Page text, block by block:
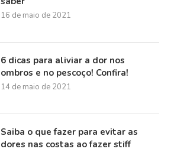
16 de maio de 2021
6 dicas para aliviar a dor nos
ombros e no pescoço! Confira!
14 de maio de 2021
Saiba o que fazer para evitar as
dores nas costas ao fazer stiff